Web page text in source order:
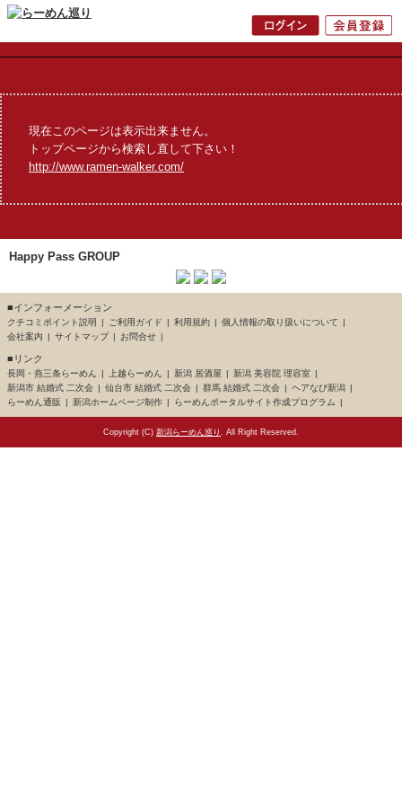
現在このページは表示出来ません。
トップページから検索し直して下さい！
http://www.ramen-walker.com/
Happy Pass GROUP
■インフォーメーション
クチコミポイント説明 ご利用ガイド 利用規約
個人情報の取り扱いについて
会社案内
サイトマップ お問合せ
■リンク
長岡・燕三条らーめん 上越らーめん 新潟 居酒屋
新潟 美容院 理容室
新潟市 結婚式 二次会
仙台市 結婚式 二次会 群馬 結婚式 二次会
ヘアなび新潟
らーめん通販
新潟ホームページ制作 らーめんポータルサイト作成プログラム
Copyright (C) 新潟らーめん巡り . All Right Reserved.